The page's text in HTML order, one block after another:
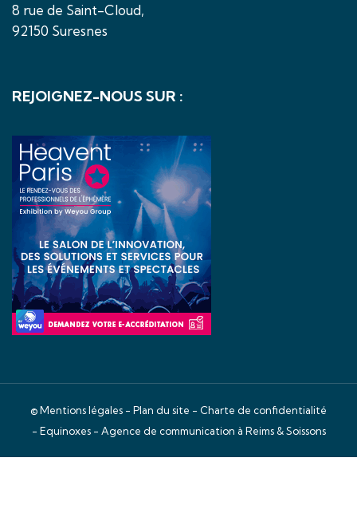
8 rue de Saint-Cloud,
92150 Suresnes
REJOIGNEZ-NOUS SUR :
©Mentions légales - Plan du site - Charte de confidentialité
- Equinoxes - Agence de communication à Reims & Soissons